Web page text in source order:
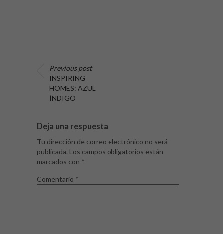
Previous post
INSPIRING
HOMES: AZUL
ÍNDIGO
Deja una respuesta
Tu dirección de correo electrónico no será
publicada. Los campos obligatorios están
marcados con *
Comentario *